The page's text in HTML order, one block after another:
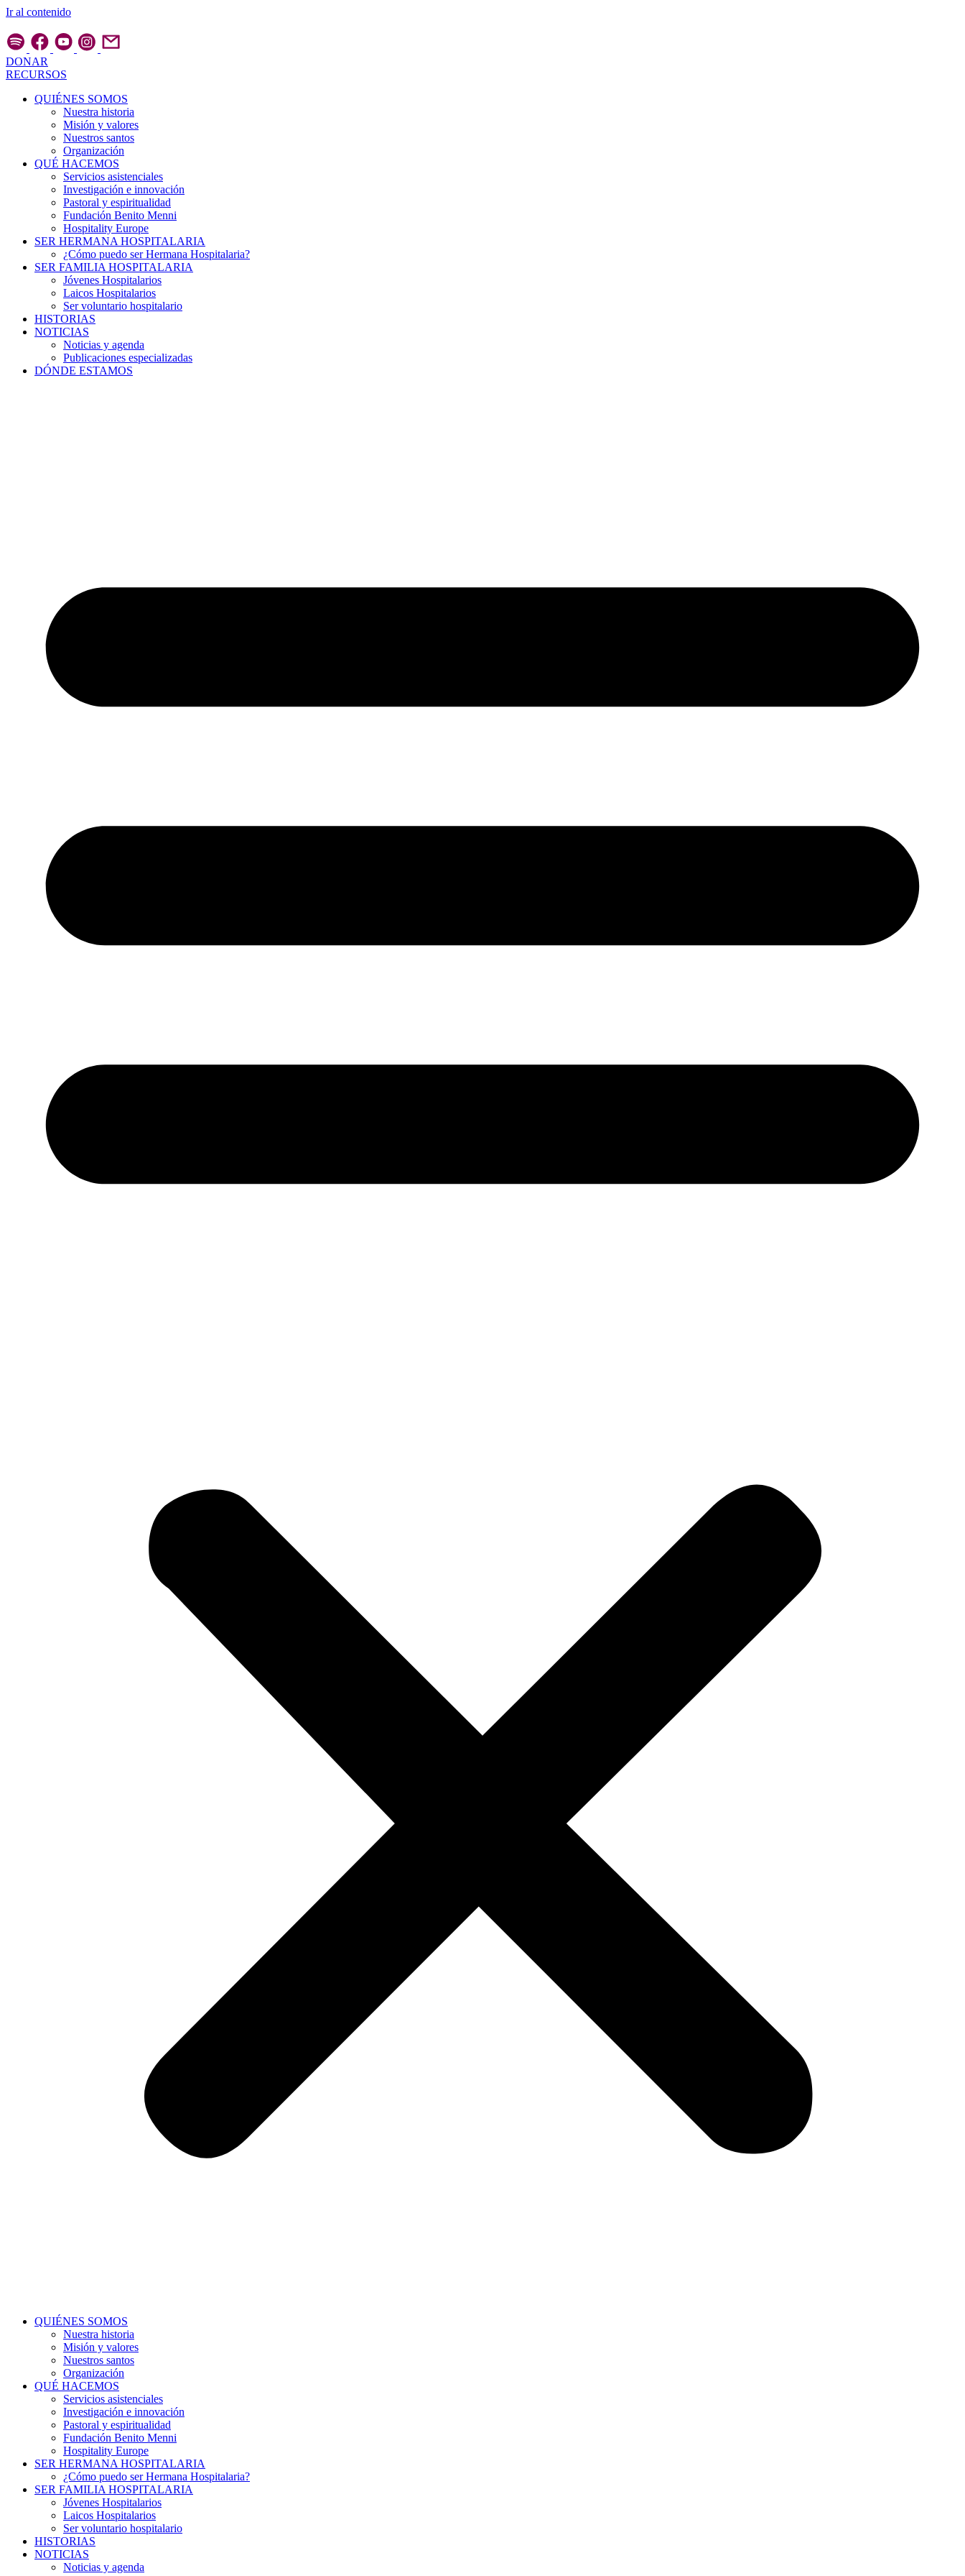
Ir al contenido
DONAR
RECURSOS
QUIÉNES SOMOS
Nuestra historia
Misión y valores
Nuestros santos
Organización
QUÉ HACEMOS
Servicios asistenciales
Investigación e innovación
Pastoral y espiritualidad
Fundación Benito Menni
Hospitality Europe
SER HERMANA HOSPITALARIA
¿Cómo puedo ser Hermana Hospitalaria?
SER FAMILIA HOSPITALARIA
Jóvenes Hospitalarios
Laicos Hospitalarios
Ser voluntario hospitalario
HISTORIAS
NOTICIAS
Noticias y agenda
Publicaciones especializadas
DÓNDE ESTAMOS
QUIÉNES SOMOS
Nuestra historia
Misión y valores
Nuestros santos
Organización
QUÉ HACEMOS
Servicios asistenciales
Investigación e innovación
Pastoral y espiritualidad
Fundación Benito Menni
Hospitality Europe
SER HERMANA HOSPITALARIA
¿Cómo puedo ser Hermana Hospitalaria?
SER FAMILIA HOSPITALARIA
Jóvenes Hospitalarios
Laicos Hospitalarios
Ser voluntario hospitalario
HISTORIAS
NOTICIAS
Noticias y agenda